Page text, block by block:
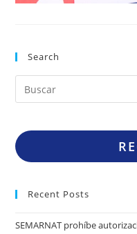
Search
Recent Posts
SEMARNAT prohíbe